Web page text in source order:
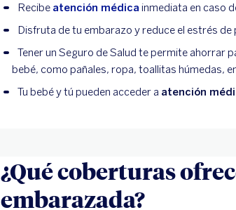
Recibe atención médica inmediata en caso
Disfruta de tu embarazo y reduce el estrés
Tener un Seguro de Salud te permite ahorrar
bebé, como pañales, ropa, toallitas húmedas,
Tu bebé y tú pueden acceder a atención
¿Qué coberturas
embarazada?